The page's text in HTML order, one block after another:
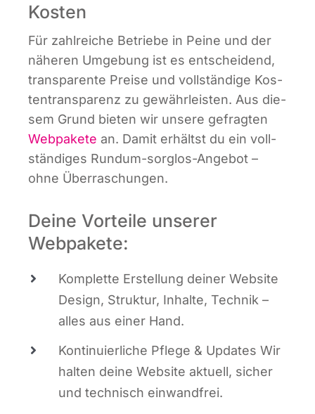
Kosten
Für zahl­rei­che Betrie­be in Pei­ne und der
nähe­ren Umge­bung ist es ent­schei­dend,
trans­pa­ren­te Prei­se und voll­stän­di­ge Kos­
ten­trans­pa­renz zu gewähr­leis­ten. Aus die­
sem Grund bie­ten wir unse­re gefrag­ten
Web­pa­ke­te an. Damit erhältst du ein voll­
stän­di­ges Rund­um-sorg­los-Ange­bot –
ohne Überraschungen.
Deine Vorteile unserer
Webpakete:
Kom­plet­te Erstel­lung dei­ner Web­site
Design, Struk­tur, Inhal­te, Tech­nik –
alles aus einer Hand.
Kon­ti­nu­ier­li­che Pfle­ge & Updates Wir
hal­ten dei­ne Web­site aktu­ell, sicher
und tech­nisch einwandfrei.